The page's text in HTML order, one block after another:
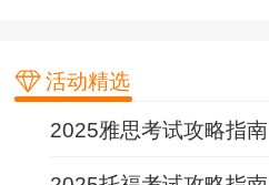
活动精选
2025雅思考试攻略指南